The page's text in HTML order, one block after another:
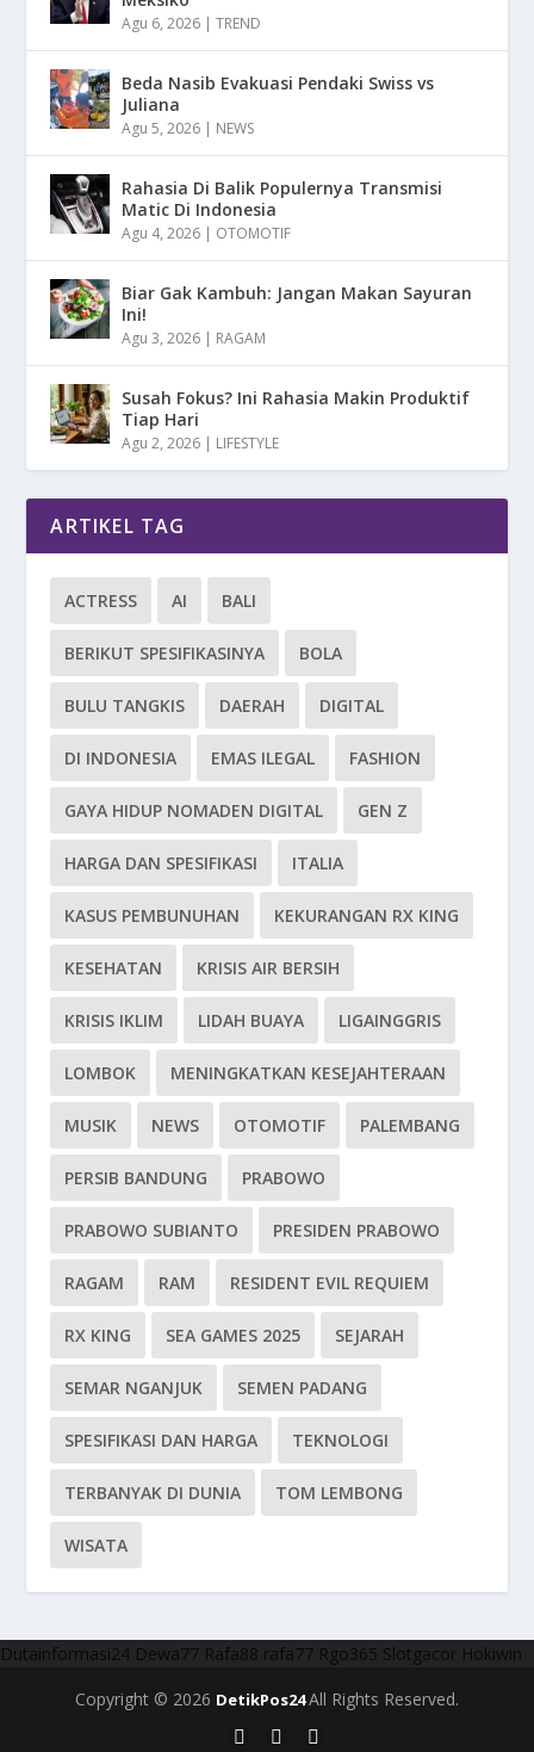
Agu 6, 2026 |TREND
Beda Nasib Evakuasi Pendaki Swiss vs
Juliana
Agu 5, 2026 NEWS
Rahasia Di Balik Populernya Transmisi
Matic Di Indonesia
Agu 4, 2026 OTOMOTIF
Biar Gak Kambuh: Jangan Makan Sayuran
Ini!
Agu 3, 2026 RAGAM
Susah Fokus? Ini Rahasia Makin Produktif
Tiap Hari
Agu 2, 2026 LIFESTYLE
ARTIKEL TAG
ACTRESS AI BALI
BERIKUT SPESIFIKASINYA BOLA
BULU TANGKIS DAERAH DIGITAL
DI INDONESIA EMAS ILEGAL FASHION
GAYA HIDUP NOMADEN DIGITAL GEN Z
HARGA DAN SPESIFIKASI ITALIA
KASUS PEMBUNUHAN KEKURANGAN RX KING
KESEHATAN KRISIS AIR BERSIH
KRISIS IKLIM LIDAH BUAYA LIGAINGGRIS
LOMBOK MENINGKATKAN KESEJAHTERAAN
MUSIK NEWS OTOMOTIF PALEMBANG
PERSIB BANDUNG PRABOWO
PRABOWO SUBIANTO PRESIDEN PRABOWO
RAGAM RAM RESIDENT EVIL REQUIEM
RX KING SEA GAMES 2025 SEJARAH
SEMAR NGANJUK SEMEN PADANG
SPESIFIKASI DAN HARGA TEKNOLOGI
TERBANYAK DI DUNIA TOM LEMBONG
WISATA
Dutainformasi24 Dewa77 Rafa88 rafa77 Rgo365 Slotgacor Hokiwin
Copyright © 2026 DetikPos24All Rights Reserved.